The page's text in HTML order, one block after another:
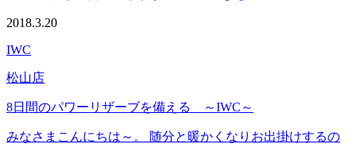
2018.3.20
IWC
松山店
8日間のパワーリザーブを備える ～IWC～
みなさまこんにちは～。 随分と暖かくなりお出掛けするの